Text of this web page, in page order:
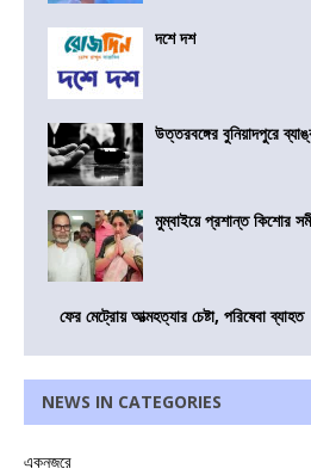
দশে দশ
উত্তরবঙ্গের বুনিয়াদপুরে
মুম্বাইয়ে প্রশান্ত কিশোর
ফের মেট্রোয় আত্মহত্যার চেষ্টা, পরিষেবা ব্যাহত
NEWS IN CATEGORIES
একনজরে